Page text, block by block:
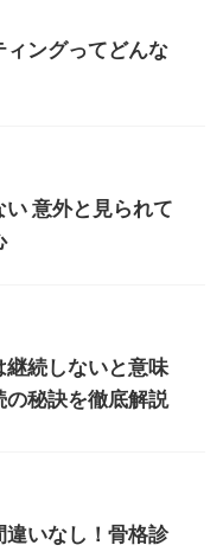
ィングってどんな
意外と見られて
続しないと意味
秘訣を徹底解説
違いなし！骨格診